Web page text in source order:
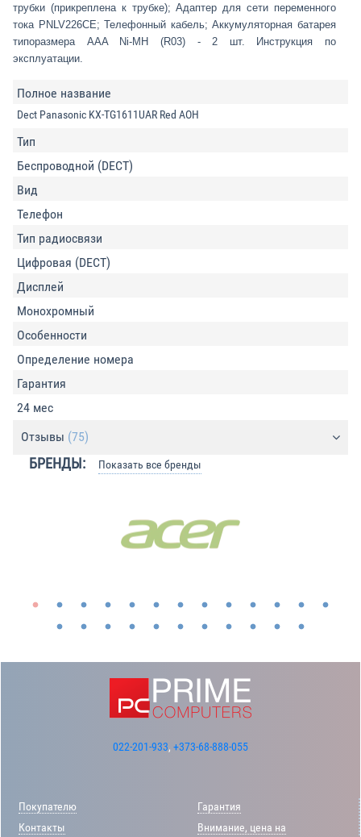
трубки (прикреплена к трубке); Адаптер для сети переменного
тока PNLV226CE; Телефонный кабель; Аккумуляторная батарея
типоразмера AAA Ni-MH (R03) - 2 шт. Инструкция по
эксплуатации.
Полное название
Dect Panasonic KX-TG1611UAR Red AOH
Тип
Беспроводной (DECT)
Вид
Телефон
Тип радиосвязи
Цифровая (DECT)
Дисплей
Монохромный
Особенности
Определение номера
Гарантия
24 мес
Отзывы (75)
БРЕНДЫ: Показать все бренды
022-201-933, +373-68-888-055
Покупателю
Контакты
Гарантия
Внимание, цена на